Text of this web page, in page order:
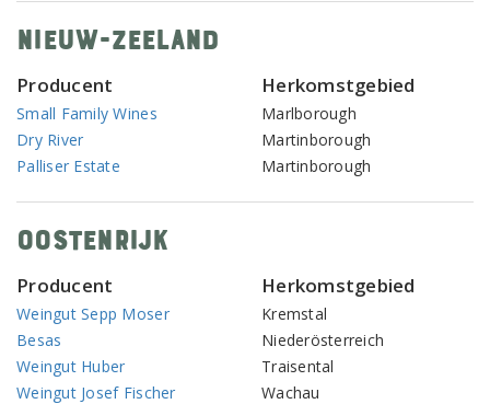
Nieuw-Zeeland
Producent Herkomstgebied
Small Family Wines
Marlborough
Dry River
Martinborough
Palliser Estate
Martinborough
Oostenrijk
Producent Herkomstgebied
Weingut Sepp Moser
Kremstal
Besas
Niederösterreich
Weingut Huber
Traisental
Weingut Josef Fischer
Wachau